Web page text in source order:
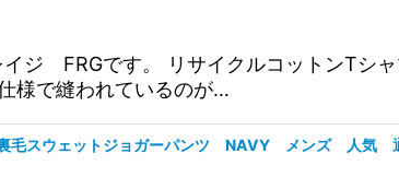
ジ FRGです。 リサイクルコットンTシ
様で縫われているのが…
毛スウェットジョガーパンツ NAVY メンズ 人気